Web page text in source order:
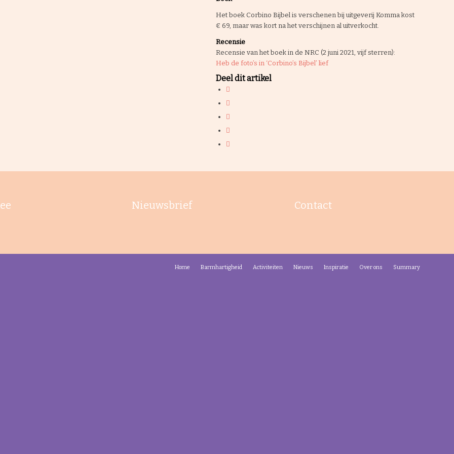
Het boek Corbino Bijbel is verschenen bij uitgeverij Komma kost
€ 69, maar was kort na het verschijnen al uitverkocht.
Recensie
Recensie van het boek in de NRC (2 juni 2021, vijf sterren):
Heb de foto’s in ‘Corbino’s Bijbel’ lief
Deel dit artikel
Nieuwsbrief Contact
Home Barmhartigheid Activiteiten Nieuws Inspiratie Over ons Summary